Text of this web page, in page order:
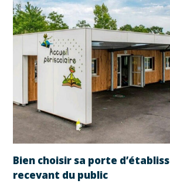
Bien choisir sa porte
recevant du public